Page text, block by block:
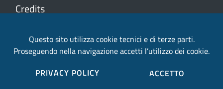
Credits
Sito web realizzato in collaborazione conGruppo
Finmatica
Elenco completo credits
Questo sito utilizza cookie tecnici e di terze parti.
Proseguendo nella navigazione accetti l’utilizzo dei cookie.
PRIVACY POLICY
ACCETTO